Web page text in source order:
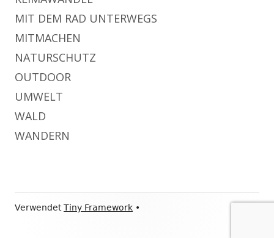
MIT DEM RAD UNTERWEGS
MITMACHEN
NATURSCHUTZ
OUTDOOR
UMWELT
WALD
WANDERN
Footer
VerwendetTiny Framework •